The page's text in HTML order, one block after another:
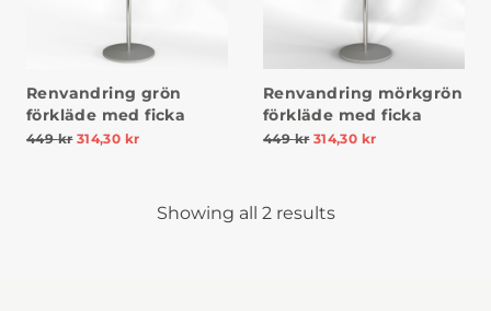
Renvandring grön
förkläde med ficka
449kr 314,30 kr
Renvandring mörkgrön
förkläde med ficka
449kr 314,30 kr
Showing all 2 results